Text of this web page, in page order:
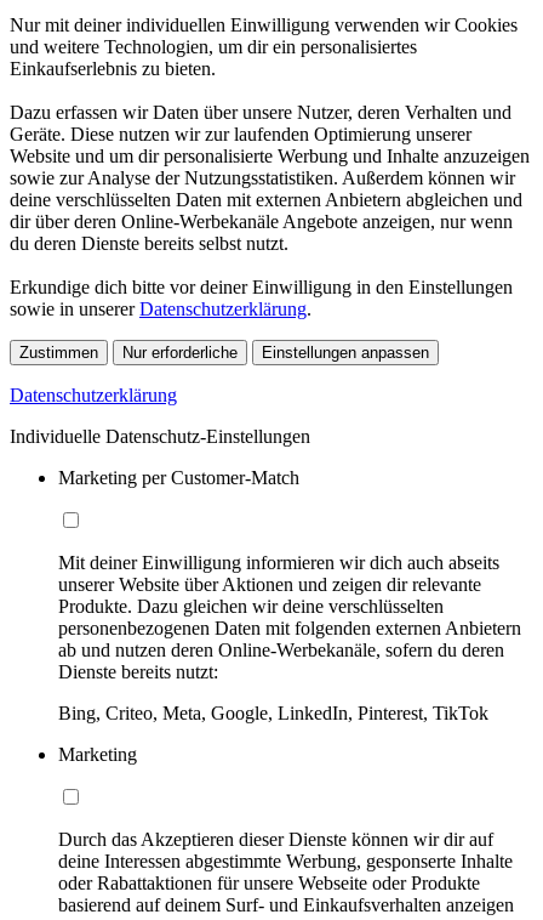
Nur mit deiner individuellen Einwilligung verwenden wir Cookies
und weitere Technologien, um dir ein personalisiertes
Einkaufserlebnis zu bieten.
Dazu erfassen wir Daten über unsere Nutzer, deren Verhalten und
Geräte. Diese nutzen wir zur laufenden Optimierung unserer
Website und um dir personalisierte Werbung und Inhalte anzuzeigen
sowie zur Analyse der Nutzungsstatistiken. Außerdem können wir
deine verschlüsselten Daten mit externen Anbietern abgleichen und
dir über deren Online-Werbekanäle Angebote anzeigen, nur wenn
du deren Dienste bereits selbst nutzt.
Erkundige dich bitte vor deiner Einwilligung in den Einstellungen
sowie in unsererDatenschutzerklärung.
Zustimmen Nur erforderliche Einstellungen anpassen
Datenschutzerklärung
Individuelle Datenschutz-Einstellungen
Marketing per Customer-Match
Mit deiner Einwilligung informieren wir dich auch abseits
unserer Website über Aktionen und zeigen dir relevante
Produkte. Dazu gleichen wir deine verschlüsselten
personenbezogenen Daten mit folgenden externen Anbietern
ab und nutzen deren Online-Werbekanäle, sofern du deren
Dienste bereits nutzt:
Bing, Criteo, Meta, Google, LinkedIn, Pinterest, TikTok
Marketing
Durch das Akzeptieren dieser Dienste können wir dir auf
deine Interessen abgestimmte Werbung, gesponserte Inhalte
oder Rabattaktionen für unsere Webseite oder Produkte
basierend auf deinem Surf- und Einkaufsverhalten anzeigen